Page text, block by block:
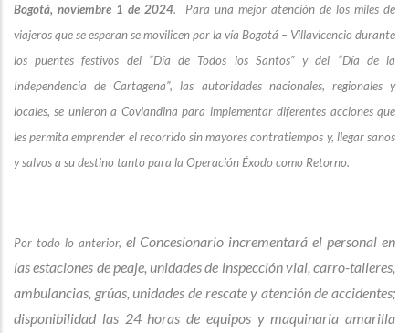
Bogotá, noviembre 1 de 2024. Para una mejor atención de los miles de
viajeros que se esperan se movilicen por la vía Bogotá – Villavicencio durante
los puentes festivos del “Día de Todos los Santos” y del “Día de la
Independencia de Cartagena”, las autoridades nacionales, regionales y
locales, se unieron a Coviandina para implementar diferentes acciones que
les permita emprender el recorrido sin mayores contratiempos y, llegar sanos
y salvos a su destino tanto para la Operación Éxodo como Retorno.
Por todo lo anterior, el Concesionario incrementará el personal en
las estaciones de peaje, unidades de inspección vial, carro-talleres,
ambulancias, grúas, unidades de rescate y atención de accidentes;
disponibilidad las 24 horas de equipos y maquinaria amarilla